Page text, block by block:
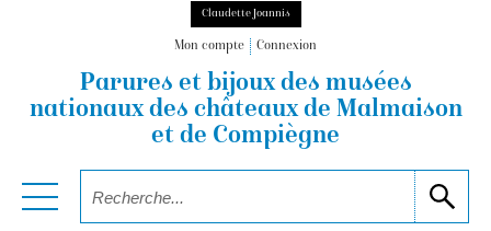
Claudette Joannis
Mon compte Connexion
Parures et bijoux des musées
nationauxdes châteaux de Malmaison
et de Compiègne